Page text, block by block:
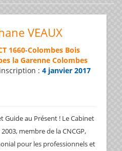
VEAUX
1660-Colombes Bois
la Garenne Colombes
: 4 janvier 2017
au Présent ! Le Cabinet
membre de la CNCGP,
pour les professionnels et